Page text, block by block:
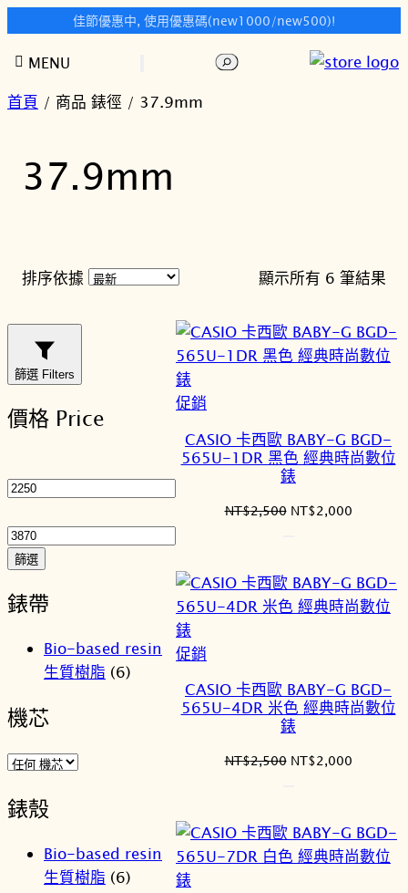
佳節優惠中, 使用優惠碼(new1000/new500)!
至
主
要
搜
MENU
首頁 / 商品 錶徑 / 37.9mm
37.9mm
排序依據 顯示所有 6 筆結果
新
項
篩選 Filters
價格 Price
低
格
高
價
篩選
錶帶
Bio-based resin
生質樹脂 (6)
機芯
錶殼
Bio-based resin
生質樹脂 (6)
促銷
商
CASIO 卡西歐 BABY-G BGD-
565U-1DR 黑色 經典時尚數位
錶
NT$2,500 原
NT$2,500。
NT$2,000目
促銷
商
CASIO 卡西歐 BABY-G BGD-
565U-4DR 米色 經典時尚數位
錶
NT$2,500 原
NT$2,500。
NT$2,000目